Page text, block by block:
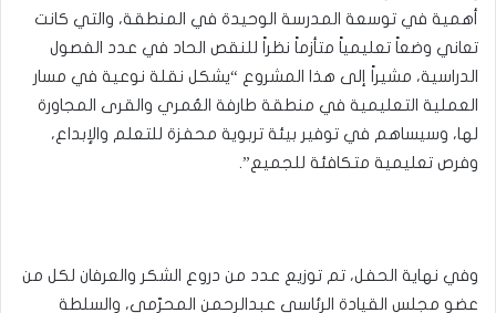
أهمية في توسعة المدرسة الوحيدة في المنطقة، والتي كانت
تعاني وضعاً تعليمياً متأزماً نظراً للنقص الحاد في عدد الفصول
الدراسية، مشيراً إلى هذا المشروع “يشكل نقلة نوعية في مسار
العملية التعليمية في منطقة طارفة العُمري والقرى المجاورة
لها، وسيساهم في توفير بيئة تربوية محفزة للتعلم والإبداع،
وفرص تعليمية متكافئة للجميع”.
وفي نهاية الحفل، تم توزيع عدد من دروع الشكر والعرفان لكل من
عضو مجلس القيادة الرئاسي عبدالرحمن المحرّمي، والسلطة